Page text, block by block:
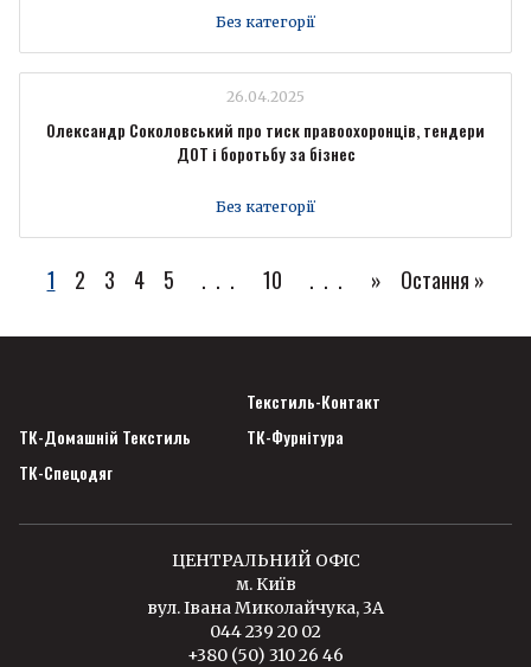
Без категорії
26.04.2025
Олександр Соколовський про тиск правоохоронців, тендери
ДОТ і боротьбу за бізнес
Без категорії
1 2 3 4 5 ... 10 ... » Остання »
Текстиль-Контакт
ТК-Домашній Текстиль
ТК-Фурнітура
ТК-Спецодяг
ЦЕНТРАЛЬНИЙ ОФІС
м. Київ
вул. Івана Миколайчука, 3А
044 239 20 02
+380 (50) 310 26 46